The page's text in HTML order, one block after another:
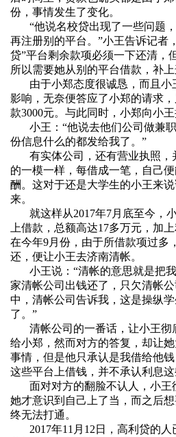
份，事情发生了变化。
“他说名校贷出现了一些问题
再注册别的平台。”小王告诉记者
贷”平台剩余款项必须一下还清，
所以需要她从别的平台借款，补上
由于小郑态度很诚恳，而且小
影响，无奈便答应了小郑的请求
款3000元。与此同时，小郑向小
小王：“他说去他们公司做兼
份信息什么的都发给我了。”
有实体公司，还有营业执照
的一模一样，每借成一笔，自己
酬。这对于还是大学生的小王来
来。
就这样从2017年7月底至今，
上借款，总额高达17多万元，加
在今年9月份，由于所借款项过多
还，便让小王去济南清帐。
小王说：“清帐的意思就是把
家清帐公司出钱还了，只欠清帐
中，清帐公司告诉我，这是操纵
了。”
清帐公司的一番话，让小王
给小郑，然而对方的答复，却让
事情，但是他只承认是我借给他
这些平台上借钱，并不承认利息这
面对对方的翻脸不认人，小
她才意识到自己上了当，而之后
终无法打通。
2017年11月 12日，高利贷的